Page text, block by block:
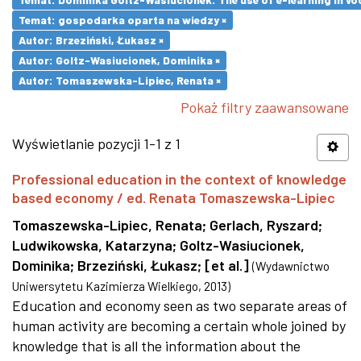
Temat: gospodarka oparta na wiedzy ×
Autor: Brzeziński, Łukasz ×
Autor: Goltz-Wasiucionek, Dominika ×
Autor: Tomaszewska-Lipiec, Renata ×
Pokaż filtry zaawansowane
Wyświetlanie pozycji 1-1 z 1
Professional education in the context of knowledge
based economy / ed. Renata Tomaszewska-Lipiec
Tomaszewska-Lipiec, Renata; Gerlach, Ryszard;
Ludwikowska, Katarzyna; Goltz-Wasiucionek,
Dominika; Brzeziński, Łukasz; [et al.] (Wydawnictwo
Uniwersytetu Kazimierza Wielkiego, 2013)
Education and economy seen as two separate areas of
human activity are becoming a certain whole joined by
knowledge that is all the information about the